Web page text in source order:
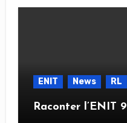
ENIT News RL
Raconter l’ENIT 9